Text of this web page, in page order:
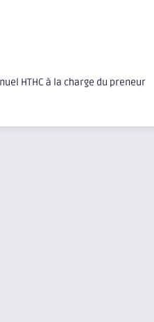
HTHC à la charge du preneur